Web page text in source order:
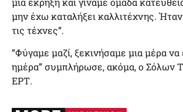
μην έχω καταλήξει καλλιτέχνης.
τις τέχνες”.
“Φύγαμε μαζί, ξεκινήσαμε μια μέρα
ημέρα” συμπλήρωσε, ακόμα, ο Σόλων
ΕΡΤ.